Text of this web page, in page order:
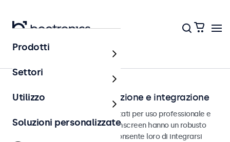
Home
Touchscreen per installazione e integrazione
Touchscreen da incasso progettati per uso professionale e
uso continuativo. I monitor touchscreen hanno un robusto
alloggiamento in metallo che consente loro di integrarsi
Prodotti
Settori
Utilizzo
Soluzioni personalizzate